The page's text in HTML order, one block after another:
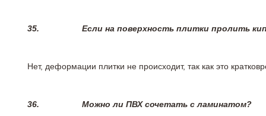
35. Если на поверхность плитки пролить
Нет, деформации плитки не происходит, так как это
36. Можно ли ПВХ сочетать с ламинатом?